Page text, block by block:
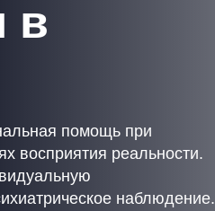
в
помощь при
восприятия реальности.
наблюдение.